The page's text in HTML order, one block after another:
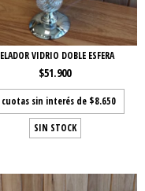
VIDRIO DOBLE ESFERA
$51.900
cuotas sin interés de $8.650
SIN STOCK